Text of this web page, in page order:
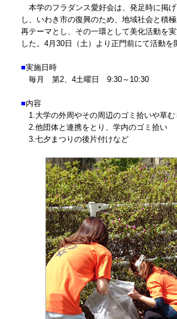
本学のフラダンス愛好会は、発足時に掲
し、いわき市の復興のため、地域社会と積
再テーマとし、その一環として美化活動を
した。4月30日（土）より正門前にて活動を
■実施日時
毎月 第2、4土曜日 9:30～10:30
■内容
1.大学の外周やその周辺のゴミ拾いや草む
2.他団体と連携をとり、学内のゴミ拾い
3.七夕まつりの後片付けなど